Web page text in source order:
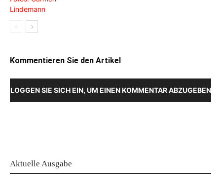
Kommentieren Sie den Artikel
LOGGEN SIE SICH EIN, UM EINEN KOMMENTAR ABZUGEBEN
Aktuelle Ausgabe